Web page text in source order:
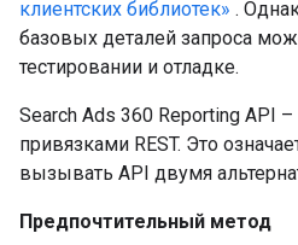
клиентских библиотек» .
базовых деталей запроса
тестировании и отладке.
Search Ads 360 Reporting API –
привязками REST. Это
вызывать API двумя
Предпочтительный метод